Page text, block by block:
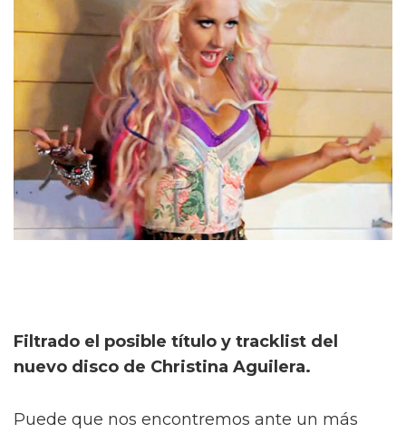
Filtrado el posible título y tracklist del
nuevo disco de Christina Aguilera.
Puede que nos encontremos ante un más